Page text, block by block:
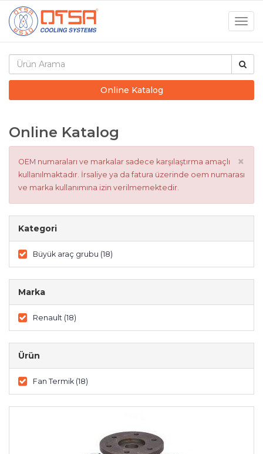
Online Katalog
Online Katalog
×
OEM numaraları ve markalar sadece karşılaştırma amaçlı
kullanılmaktadır. İrsaliye ya da fatura üzerinde oem numarası
ve marka kullanımına izin verilmemektedir.
Kategori
Büyük araç grubu (18)
Marka
Renault (18)
Ürün
Fan Termik (18)